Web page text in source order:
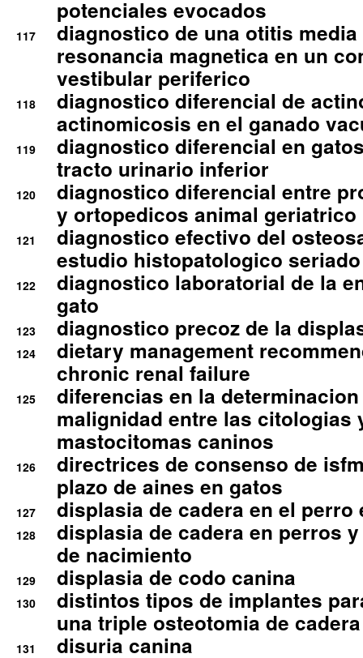
potenciales evocados
117
diagnostico de una otitis
resonancia magnetica en un
vestibular periferico
118
diagnostico diferencial de
actinomicosis en el ganado
119
diagnostico diferencial en
tracto urinario inferior
120
diagnostico diferencial entre
y ortopedicos animal geriatrico
121
diagnostico efectivo del
estudio histopatologico seriado
122
diagnostico laboratorial de la
gato
123 diagnostico precoz de la
124
dietary management
chronic renal failure
125
diferencias en la
malignidad entre las citologias
mastocitomas caninos
126
directrices de consenso de
plazo de aines en gatos
127 displasia de cadera en el perro
128
displasia de cadera en perros
de nacimiento
129 displasia de codo canina
130
distintos tipos de implantes
una triple osteotomia de cadera
131 disuria canina